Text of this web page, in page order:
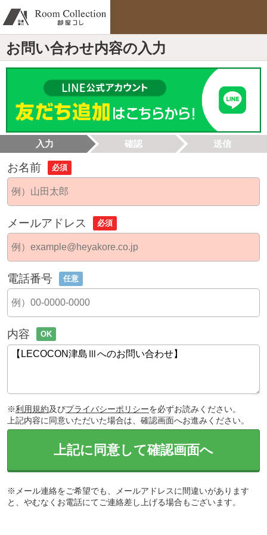
お問い合わせ内容の入力
入力 確認 送信
お名前 必須
メールアドレス 必須
電話番号 任意
内容 OK
※利用規約及びプライバシーポリシーを必ずお読みください。
上記内容に同意いただいた場合は、確認画面へお進みください。
上記に同意して確認画面へ
※メール連絡をご希望でも、メールアドレスに間違いがあります
と、やむなくお電話にてご連絡差し上げる場合もございます。